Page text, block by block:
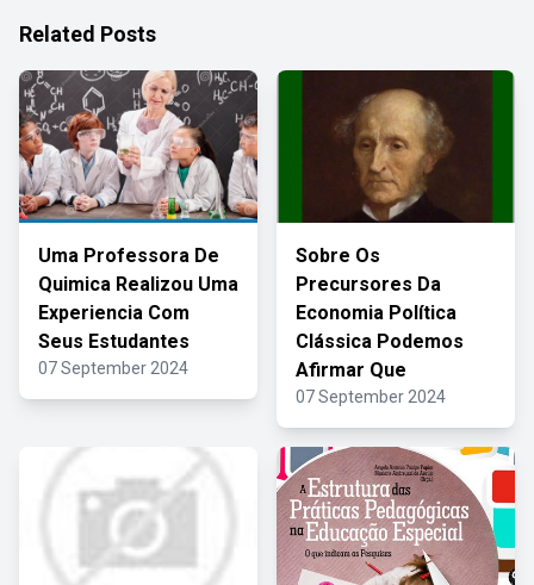
Related Posts
Uma Professora De
Quimica Realizou Uma
Experiencia Com
Seus Estudantes
07 September 2024
Sobre Os
Precursores Da
Economia Política
Clássica Podemos
Afirmar Que
07 September 2024